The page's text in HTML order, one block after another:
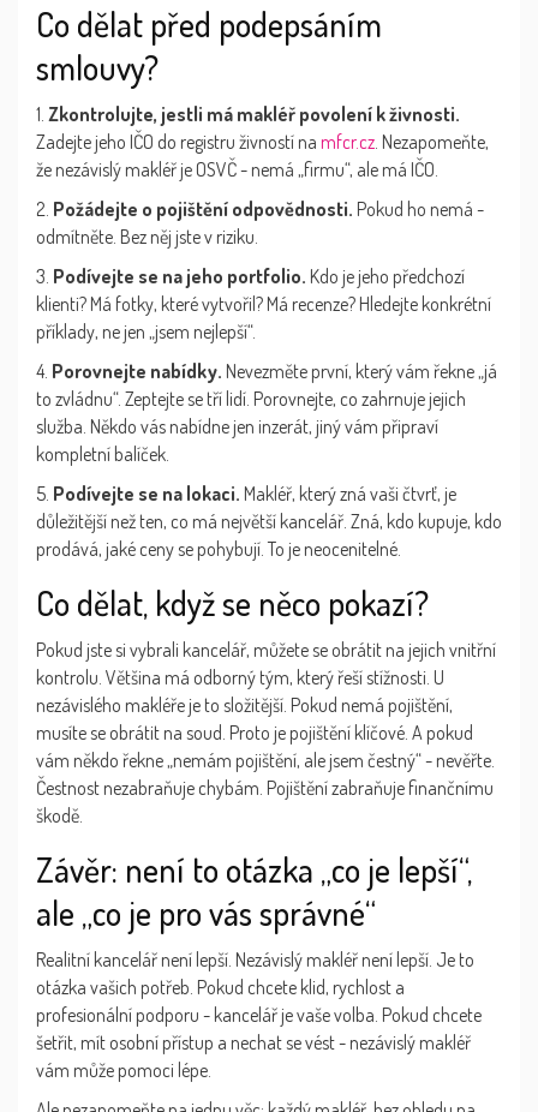
Co dělat před podepsáním
smlouvy?
1. Zkontrolujte, jestli má makléř povolení k živnosti.
Zadejte jeho IČO do registru živností na mfcr.cz . Nezapomeňte,
že nezávislý makléř je OSVČ - nemá „firmu“, ale má IČO.
2. Požádejte o pojištění odpovědnosti. Pokud ho nemá -
odmítněte. Bez něj jste v riziku.
3. Podívejte se na jeho portfolio. Kdo je jeho předchozí
klienti? Má fotky, které vytvořil? Má recenze? Hledejte konkrétní
příklady, ne jen „jsem nejlepší“.
4. Porovnejte nabídky. Nevezměte první, který vám řekne „já
to zvládnu“. Zeptejte se tří lidí. Porovnejte, co zahrnuje jejich
služba. Někdo vás nabídne jen inzerát, jiný vám připraví
kompletní balíček.
5. Podívejte se na lokaci. Makléř, který zná vaši čtvrť, je
důležitější než ten, co má největší kancelář. Zná, kdo kupuje, kdo
prodává, jaké ceny se pohybují. To je neocenitelné.
Co dělat, když se něco pokazí?
Pokud jste si vybrali kancelář, můžete se obrátit na jejich vnitřní
kontrolu. Většina má odborný tým, který řeší stížnosti. U
nezávislého makléře je to složitější. Pokud nemá pojištění,
musíte se obrátit na soud. Proto je pojištění klíčové. A pokud
vám někdo řekne „nemám pojištění, ale jsem čestný“ - nevěřte.
Čestnost nezabraňuje chybám. Pojištění zabraňuje finančnímu
škodě.
Závěr: není to otázka „co je lepší“,
ale „co je pro vás správné“
Realitní kancelář není lepší. Nezávislý makléř není lepší. Je to
otázka vašich potřeb. Pokud chcete klid, rychlost a
profesionální podporu - kancelář je vaše volba. Pokud chcete
šetřit, mít osobní přístup a nechat se vést - nezávislý makléř
vám může pomoci lépe.